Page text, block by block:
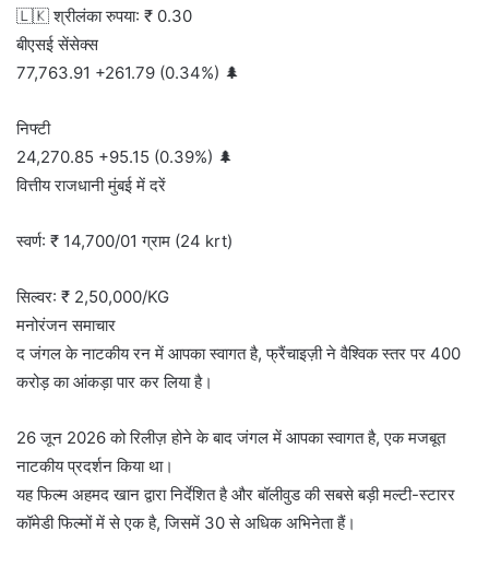
🇱🇰 श्रीलंका रुपया: ₹ 0.30
बीएसई सेंसेक्स
77,763.91 +261.79 (0.34%) 🌲
निफ्टी
24,270.85 +95.15 (0.39%) 🌲
वित्तीय राजधानी मुंबई में दरें
स्वर्ण: ₹ 14,700/01 ग्राम (24 krt)
सिल्वर: ₹ 2,50,000/KG
मनोरंजन समाचार
द जंगल के नाटकीय रन में आपका स्वागत है, फ्रैंचाइज़ी ने वैश्विक स्तर पर 400
करोड़ का आंकड़ा पार कर लिया है।
26 जून 2026 को रिलीज़ होने के बाद जंगल में आपका स्वागत है, एक मजबूत
नाटकीय प्रदर्शन किया था।
यह फिल्म अहमद खान द्वारा निर्देशित है और बॉलीवुड की सबसे बड़ी मल्टी-स्टारर
कॉमेडी फिल्मों में से एक है, जिसमें 30 से अधिक अभिनेता हैं।